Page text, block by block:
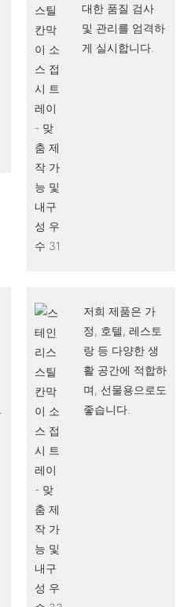
대한 품질 검사
및 관리를 엄격하
게 실시합니다.
저희 제품은 가
정, 호텔, 레스토
랑 등 다양한 생
활 공간에 적합하
며, 선물용으로도
좋습니다.